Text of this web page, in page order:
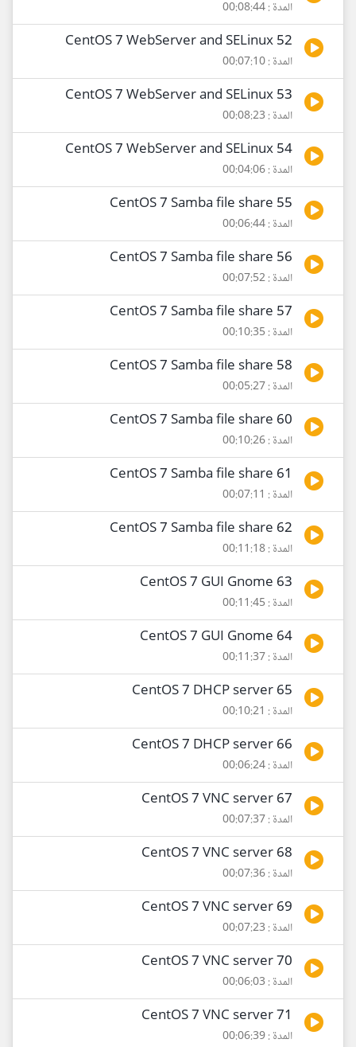
المدة : 00:08:44
52 CentOS 7 WebServer and SELinux
المدة : 00:07:10
53 CentOS 7 WebServer and SELinux
المدة : 00:08:23
54 CentOS 7 WebServer and SELinux
المدة : 00:04:06
55 CentOS 7 Samba file share
المدة : 00:06:44
56 CentOS 7 Samba file share
المدة : 00:07:52
57 CentOS 7 Samba file share
المدة : 00:10:35
58 CentOS 7 Samba file share
المدة : 00:05:27
60 CentOS 7 Samba file share
المدة : 00:10:26
61 CentOS 7 Samba file share
المدة : 00:07:11
62 CentOS 7 Samba file share
المدة : 00:11:18
63 CentOS 7 GUI Gnome
المدة : 00:11:45
64 CentOS 7 GUI Gnome
المدة : 00:11:37
65 CentOS 7 DHCP server
المدة : 00:10:21
66 CentOS 7 DHCP server
المدة : 00:06:24
67 CentOS 7 VNC server
المدة : 00:07:37
68 CentOS 7 VNC server
المدة : 00:07:36
69 CentOS 7 VNC server
المدة : 00:07:23
70 CentOS 7 VNC server
المدة : 00:06:03
71 CentOS 7 VNC server
المدة : 00:06:39